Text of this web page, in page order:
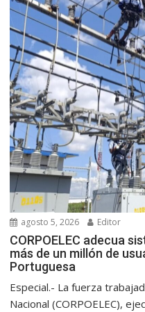
agosto 5, 2026 Editor
CORPOELEC adecua
más de un millón de
Portuguesa
Especial.- La fuerza
Nacional (CORPOELEC),